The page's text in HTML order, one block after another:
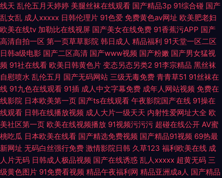
线天 乱伦五月天婷婷 美腿丝袜在线观看 国产精品3p 91综合碰 国产
乱女乱 成人xxxxx 日韩伦理片 91色爱 免费黄色av网址 欧美肥老妇
欧美在线tv 加勒比在线视屏 国产美女在线免费 91香蕉污APP 国产
高清自拍一区 第一页草草影院 韩日成人 精品福利 91天堂一区二区
日韩a级电影 国产二区高清 国产www视频 国产粉嫩 国产男女猛视
频 91社在线看 欧美日韩黄色片 变态另态另类2 91李宗精品 黑丝袜
自慰喷水 乱伦五月 国产无码网站 三级无毒免费 青青草51 91丝袜在
线 91九色在线观看 91插 成人中文字幕免费 成年人网站视频 免费在
线影院 日本欧美第一页 国产ts在线观看 午夜影院国产在线 91操在
线观看 日韩在线播放视频 成人大片一级天天 内射性爱网址大全 欧
美社区第一页 欧美在线视频播放 91视频污污污 超碰在线公开 AV蜜
桃吃瓜 日本欧美在线看 国产精选免费视频 国产精品91视频 69热最
新网址 无码白丝强行免费 激情影院日韩 久草123 福利欧美在线 成
人片无码 日韩成人极品视频 国产在线诱惑 乱人xxxxx 超黄无码 三
级黄色图片 91免费看视频 精品午夜福利网 精品亚洲成a人 国产精品